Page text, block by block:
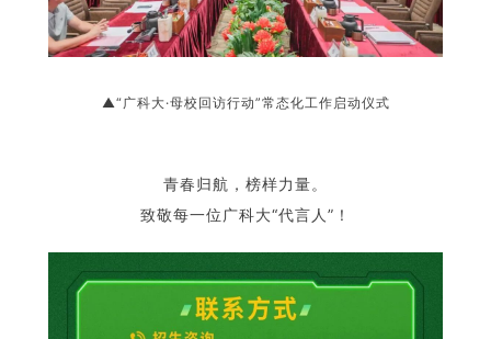
▲“广科大·母校回访行动”常态化工作启动仪式
青春归航，榜样力量。
致敬每一位广科大“代言人”！